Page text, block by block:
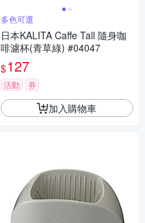
多色可選
日本KALITA Caffe Tall 隨身咖
啡濾杯(青草綠) #04047
$127
活動 券
加入購物車